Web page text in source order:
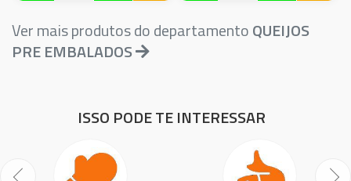
Ver mais produtos do departamentoQUEIJOS
PRE EMBALADOS
ISSO PODE TE INTERESSAR